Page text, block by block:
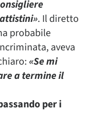
. Il diretto
probabile
aveva
«Se mi
a termine il
per i